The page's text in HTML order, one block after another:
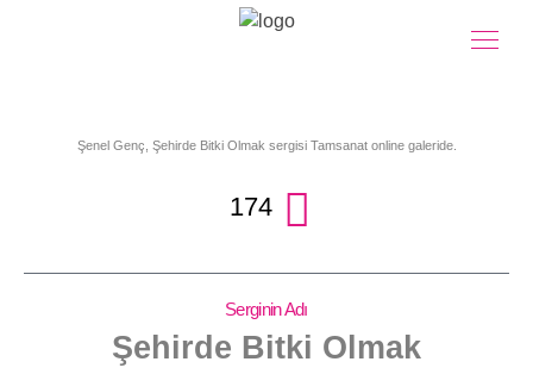
Şenel Genç, Şehirde Bitki Olmak sergisi Tamsanat online galeride.
174
Serginin Adı
Şehirde Bitki Olmak